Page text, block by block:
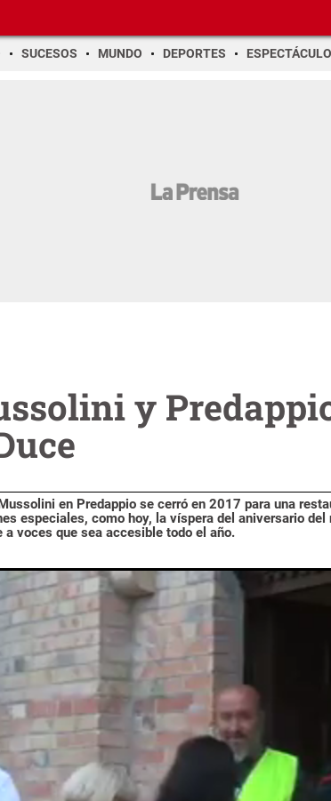
SUCESOS MUNDO DEPORTES
y
en Predappio se cerró en 2017 para una
especiales, como hoy, la víspera del aniversario del
voces que sea accesible todo el año.